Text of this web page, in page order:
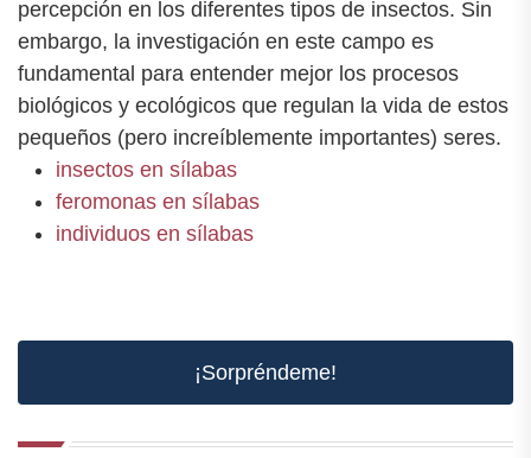
percepción en los diferentes tipos de insectos. Sin
embargo, la investigación en este campo es
fundamental para entender mejor los procesos
biológicos y ecológicos que regulan la vida de estos
pequeños (pero increíblemente importantes) seres.
insectos en sílabas
feromonas en sílabas
individuos en sílabas
¡Sorpréndeme!